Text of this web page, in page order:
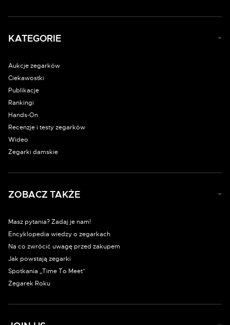
KATEGORIE
Aukcje zegarków
Ciekawostki
Publikacje
Rankingi
Hands-On
Recenzje i testy zegarków
Wideo
Zegarki damskie
ZOBACZ TAKŻE
Masz pytania? Zadaj je nam!
Encyklopedia wiedzy o zegarkach
Na co zwrócić uwagę przed zakupem
Jak powstają zegarki
Spotkania „Time To Meet”
Zegarek Roku